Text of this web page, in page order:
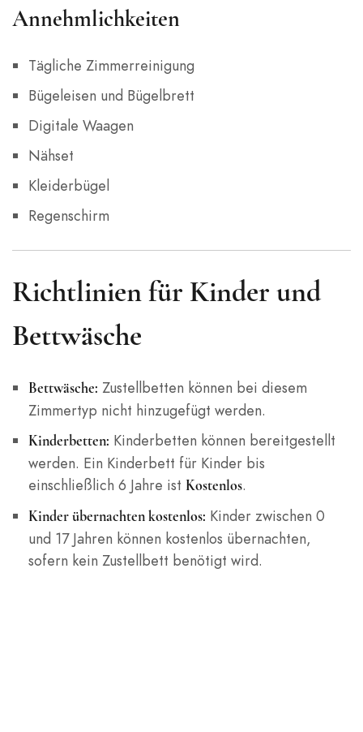
Annehmlichkeiten
Tägliche Zimmerreinigung
Bügeleisen und Bügelbrett
Digitale Waagen
Nähset
Kleiderbügel
Regenschirm
Richtlinien für Kinder und
Bettwäsche
Bettwäsche: Zustellbetten können bei diesem
Zimmertyp nicht hinzugefügt werden.
Kinderbetten: Kinderbetten können bereitgestellt
werden. Ein Kinderbett für Kinder bis
einschließlich 6 Jahre ist Kostenlos.
Kinder übernachten kostenlos: Kinder zwischen 0
und 17 Jahren können kostenlos übernachten,
sofern kein Zustellbett benötigt wird.